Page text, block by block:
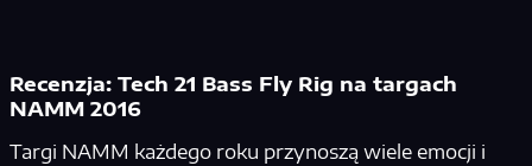
Recenzja: Tech 21 Bass Fly Rig na targach
NAMM 2016
Targi NAMM każdego roku przynoszą wiele emocji i